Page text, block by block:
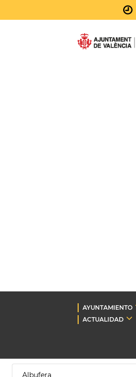
AYUNTAMIENTO
ACTUALIDAD
Albufera